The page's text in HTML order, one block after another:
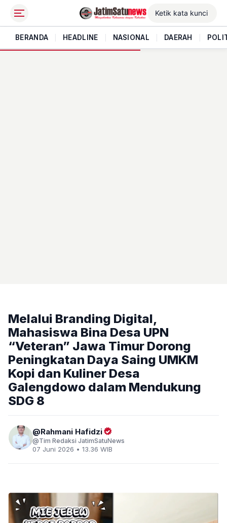
BERANDA HEADLINE NASIONAL DAERAH
Melalui Branding Digital,
Mahasiswa Bina Desa UPN
“Veteran” Jawa Timur Dorong
Peningkatan Daya Saing UMKM
Kopi dan Kuliner Desa
Galengdowo dalam Mendukung
SDG 8
Rahmani Hafidzi
Tim Redaksi JatimSatuNews
07 Juni 2026 • 13.36 WIB